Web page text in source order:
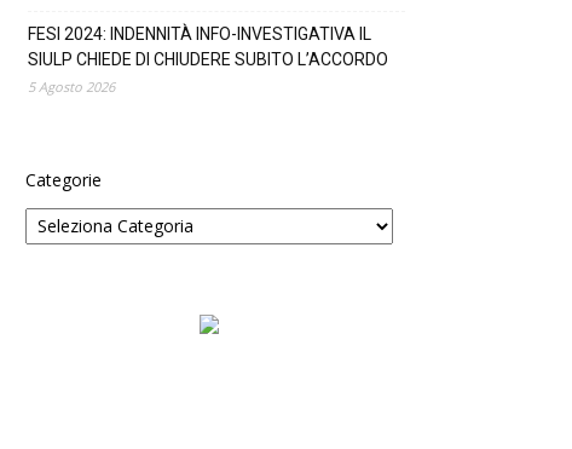
FESI 2024: INDENNITÀ INFO-INVESTIGATIVA IL
SIULP CHIEDE DI CHIUDERE SUBITO L’ACCORDO
5 Agosto 2026
Categorie